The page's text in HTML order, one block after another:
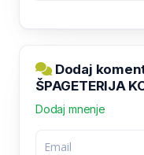
Dodaj
ŠPAGETERIJA
Dodaj mnenje